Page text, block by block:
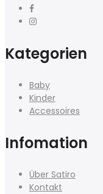
Kategorien
Baby
Kinder
Accessoires
Infomation
Über Satiro
Kontakt